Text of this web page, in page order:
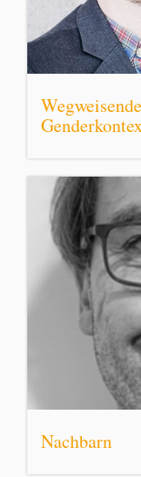
Nachbarn